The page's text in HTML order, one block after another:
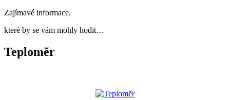
Zajímavé informace,
které by se vám mohly hodit…
Teploměr